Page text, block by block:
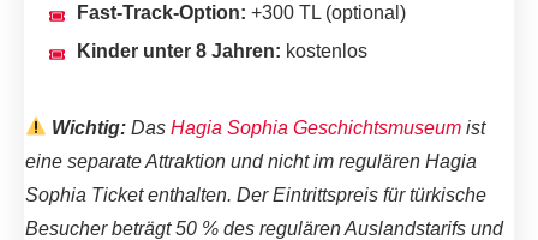
Fast-Track-Option: +300 TL (optional)
Kinder unter 8 Jahren: kostenlos
Wichtig:DasHagia Sophia Geschichtsmuseum ist
eine separate Attraktion und nicht im regulären Hagia
Sophia Ticket enthalten. Der Eintrittspreis für türkische
Besucher beträgt 50 % des regulären Auslandstarifs und